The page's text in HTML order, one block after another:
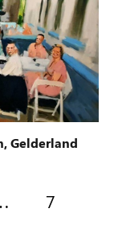
Gelderland
7